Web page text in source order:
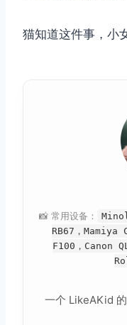
猫知道这件事，小
📸 常用设备：
RB67，
F100，Canon
一个 LikeAKid